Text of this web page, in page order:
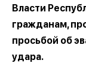
Власти
гражданам,
просьбой об
удара.